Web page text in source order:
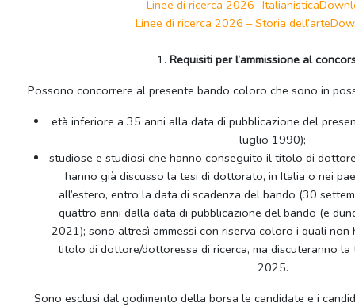
Linee di ricerca 2026- Italianistica
Linee di ricerca 2026 – Storia dell’arte
1. Requisiti per l’ammissione al
Possono concorrere al presente bando coloro che sono in
età inferiore a 35 anni alla data di pubblicazione del
luglio 1990);
studiose e studiosi che hanno conseguito il titolo di
hanno già discusso la tesi di dottorato, in Italia o nei
all’estero, entro la data di scadenza del bando (30
quattro anni dalla data di pubblicazione del bando (e
2021); sono altresì ammessi con riserva coloro i quali
titolo di dottore/dottoressa di ricerca, ma discuteranno la
2025.
Sono esclusi dal godimento della borsa le candidate e i